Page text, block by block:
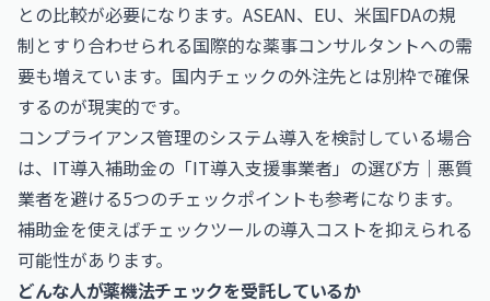
との比較が必要になります。ASEAN、EU、米国FDAの規
制とすり合わせられる国際的な薬事コンサルタントへの需
要も増えています。国内チェックの外注先とは別枠で確保
するのが現実的です。
コンプライアンス管理のシステム導入を検討している場合
は、 IT導入補助金の「IT導入支援事業者」の選び方｜悪質
業者を避ける5つのチェックポイントも参考になります。
補助金を使えばチェックツールの導入コストを抑えられる
可能性があります。
どんな人が薬機法チェックを受託しているか